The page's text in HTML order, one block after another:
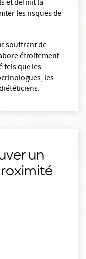
et définit la
les risques de
souffrant de
étroitement
tels que les
les
un